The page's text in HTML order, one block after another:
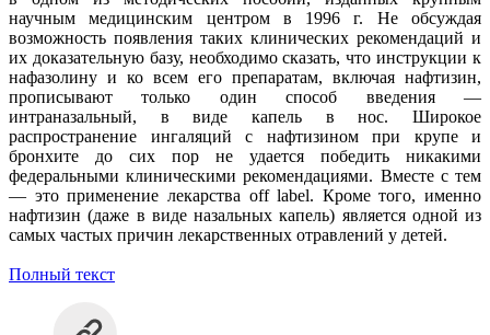
научным медицинским центром в 1996 г. Не обсуждая
возможность появления таких клинических рекомендаций и
их доказательную базу, необходимо сказать, что инструкции к
нафазолину и ко всем его препаратам, включая нафтизин,
прописывают только один способ введения —
интраназальный, в виде капель в нос. Широкое
распространение ингаляций с нафтизином при крупе и
бронхите до сих пор не удается победить никакими
федеральными клиническими рекомендациями. Вместе с тем
— это применение лекарства off label. Кроме того, именно
нафтизин (даже в виде назальных капель) является одной из
самых частых причин лекарственных отравлений у детей.
Полный текст